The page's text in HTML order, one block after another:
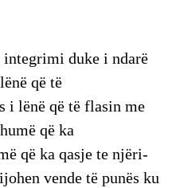
integrimi duke i ndarë
që të
i lënë që të flasin me
që ka
që ka qasje te njëri-
vende të punës ku